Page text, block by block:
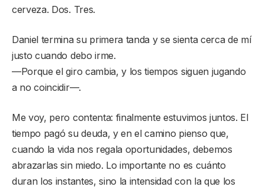
cerveza. Dos. Tres.
Daniel termina su primera tanda y se sienta cerca de mí
justo cuando debo irme.
—Porque el giro cambia, y los tiempos siguen jugando
a no coincidir—.
Me voy, pero contenta: finalmente estuvimos juntos. El
tiempo pagó su deuda, y en el camino pienso que,
cuando la vida nos regala oportunidades, debemos
abrazarlas sin miedo. Lo importante no es cuánto
duran los instantes, sino la intensidad con la que los